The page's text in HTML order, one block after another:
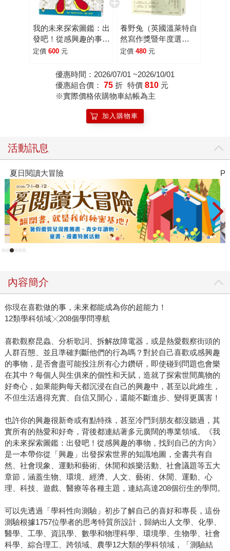
要的是，在尋找並培養興趣的同時，那些過程中獲得的養分
與靈感，奠定了「你」這個獨特個體的底蘊，找出能激發自
己前進的動力，理解每一種興趣背後，都存在著值得探索的
學問與可能性——或許這些比起最終從事什麼工作、賺多少
沒有有用或無用之分，只是它們發揮作用的時間與方式各不
相同。有些興趣或許會成為職業，有些則成為紓解壓力的出
口；有些讓人找到志向，有些則在人生迷惘時提供重新出發
的力量。那些曾經投入的時間、累積的知識與感受到的快
樂，都不會白費。也許這本書最珍貴的地方，正是提醒每一
我的未來探索圖鑑：出
發吧！從感興趣的事
物，找到自己的方向
定價 600 元
養野兔（英國溫萊特自
然寫作獎暨年度選
書）：記一段不可思議
定價 480 元
優惠時間：2026/07/01 ~2026/10/01
優惠組合價： 75 折 特價 810 元
※實際價格依購物車結帳為主
加入購物車
活動訊息
PUGO噗果聰明書包開學季預購優惠 遠
內容簡介
你現在喜歡做的事，未來都能成為你的超能力！
12類學科領域╳208個學問導航
喜歡觀察昆蟲、分析歌詞、拆解故障電器，或是熱愛觀察街頭的
人群百態、並且準確判斷他們的行為嗎？對於自己喜歡或感興趣
的事物，是否會盡可能投注所有心力鑽研，即使碰到問題也會樂
在其中？每個人與生俱來的個性和天賦，造就了探索世間萬物的
好奇心，如果能夠每天都沉浸在自己的興趣中，甚至以此維生，
不但生活過得充實、自信又開心，還能不斷進步、變得更厲害！
也許你的興趣很新奇或有點特殊，甚至冷門到朋友都沒聽過，其
實所有的熱愛和好奇，背後都連結著多元廣闊的專業領域。《我
的未來探索圖鑑：出發吧！從感興趣的事物，找到自己的方向》
是一本帶你從「興趣」出發探索世界的知識地圖，全書共有自
然、社會現象、運動和藝術、休閒和娛樂活動、社會議題等五大
章節，涵蓋生物、環境、經濟、人文、藝術、休閒、運動、心
理、科技、遊戲、醫療等各種主題，連結高達208個衍生的學問。
可以先透過「學科性向測驗」初步了解自己的喜好和專長，這份
測驗根據1757位學者的思考特質所設計，歸納出人文學、化學、
醫學、工學、資訊學、數學和物理科學、環境學、生物學、社會
科學、綜合理工、跨領域、農學12大類的學科領域，「測驗結